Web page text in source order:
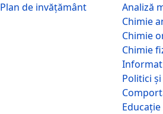
Plan de invățământ
Analiză
Chimie
Chimie
Chimie
Politici